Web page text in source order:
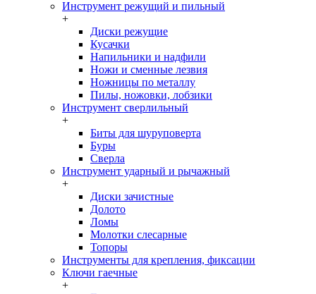
Инструмент режущий и пильный
+
Диски режущие
Кусачки
Напильники и надфили
Ножи и сменные лезвия
Ножницы по металлу
Пилы, ножовки, лобзики
Инструмент сверлильный
+
Биты для шуруповерта
Буры
Сверла
Инструмент ударный и рычажный
+
Диски зачистные
Долото
Ломы
Молотки слесарные
Топоры
Инструменты для крепления, фиксации
Ключи гаечные
+